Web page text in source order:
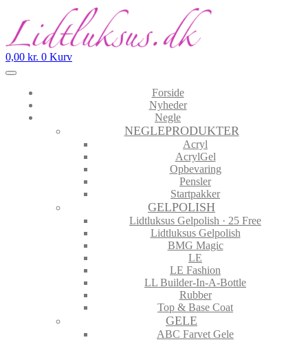
0,00 kr. 0 Kurv
Forside
Nyheder
Negle
NEGLEPRODUKTER
Acryl
AcrylGel
Opbevaring
Pensler
Startpakker
GELPOLISH
Lidtluksus Gelpolish · 25 Free
Lidtluksus Gelpolish
BMG Magic
LE
LE Fashion
LL Builder-In-A-Bottle
Rubber
Top & Base Coat
GELE
ABC Farvet Gele